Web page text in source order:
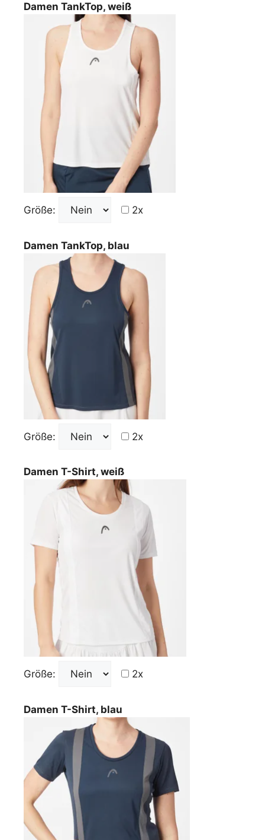
Damen TankTop, weiß
Größe: 2x
Damen TankTop, blau
Größe: 2x
Damen T-Shirt, weiß
Größe: 2x
Damen T-Shirt, blau